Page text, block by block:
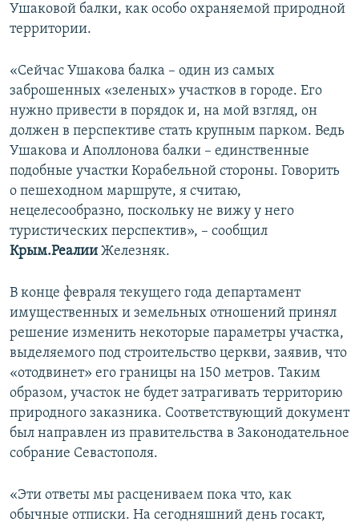
Ушаковой балки, как особо охраняемой природной
территории.
«Сейчас Ушакова балка – один из самых
заброшенных «зеленых» участков в городе. Его
нужно привести в порядок и, на мой взгляд, он
должен в перспективе стать крупным парком. Ведь
Ушакова и Аполлонова балки – единственные
подобные участки Корабельной стороны. Говорить
о пешеходном маршруте, я считаю,
нецелесообразно, поскольку не вижу у него
туристических перспектив», – сообщил
Крым.Реалии Железняк.
В конце февраля текущего года департамент
имущественных и земельных отношений принял
решение изменить некоторые параметры участка,
выделяемого под строительство церкви, заявив, что
«отодвинет» его границы на 150 метров. Таким
образом, участок не будет затрагивать территорию
природного заказника. Соответствующий документ
был направлен из правительства в Законодательное
собрание Севастополя.
«Эти ответы мы расцениваем пока что, как
обычные отписки. На сегодняшний день госакт,